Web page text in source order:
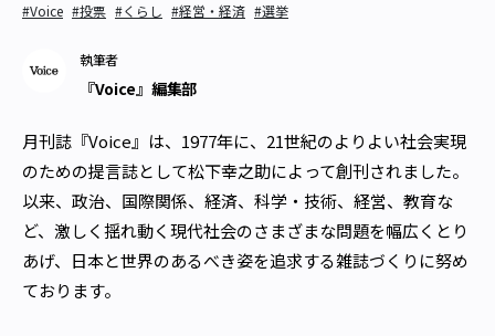
#Voice #投票 #くらし #経営・経済 #選挙
執筆者
『Voice』編集部
月刊誌『Voice』は、1977年に、21世紀のよりよい社会実現
のための提言誌として松下幸之助によって創刊されました。
以来、政治、国際関係、経済、科学・技術、経営、教育な
ど、激しく揺れ動く現代社会のさまざまな問題を幅広くとり
あげ、日本と世界のあるべき姿を追求する雑誌づくりに努め
ております。